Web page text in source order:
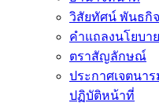
วิสัยทัศน์ พันธกิ
คำแถลงนโยบา
ตราสัญลักษณ์
ประกาศเจตนา
ปฏิบัติหน้าที่